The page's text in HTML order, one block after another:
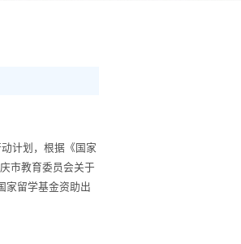
计划 ， 根据《国家
市教育委员会关于
家留学基金资助出